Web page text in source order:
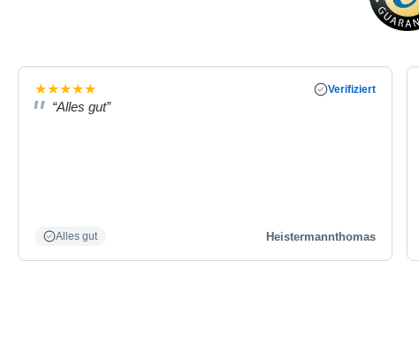
★★★★★ Verifiziert
“Alles gut”
Alles gut Heistermannthomas